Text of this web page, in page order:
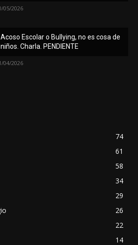
05/2026
Acoso Escolar o Bullying, no es cosa de
niños. Charla. PENDIENTE
04/2026
74
61
58
34
29
26
22
14